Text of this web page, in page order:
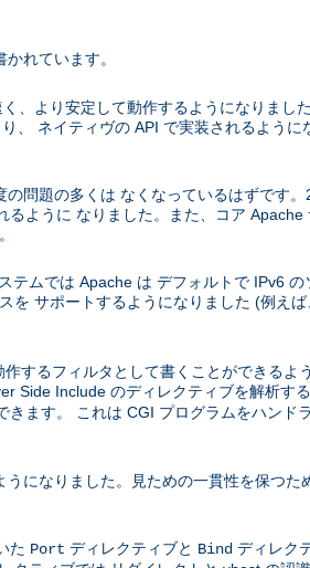
かれています。
、より安定して動作するようになりまし
、 ネイティヴの API で実装されるように
問題の多くは なくなっているはずです
ように なりました。また、コア Apache
ムでは Apache は デフォルトで IPv6 の
を サポートするようになりました (例えば
するフィルタとして書くことができるよ
Side Include のディレクティブを解析す
ます。 これは CGI プログラムをハンド
になりました。見ための一貫性を保つた
た Port ディレクティブと Bind ディレク